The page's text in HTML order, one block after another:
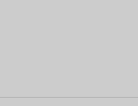
4% elastan